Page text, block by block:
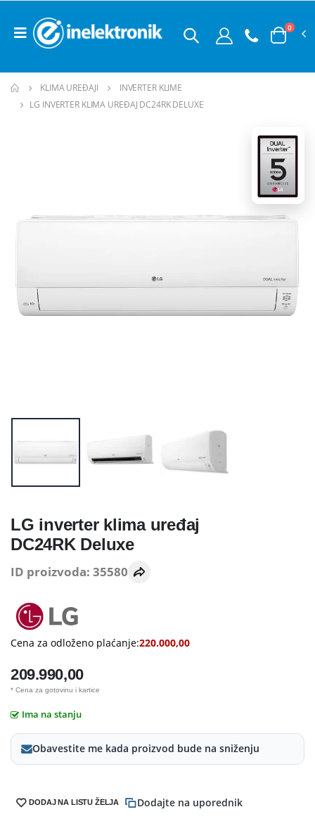
0
KLIMA UREĐAJI
INVERTER KLIME
LG INVERTER KLIMA UREĐAJ DC24RK DELUXE
LG inverter klima uređaj
DC24RK Deluxe
ID proizvoda: 35580
Cena za odloženo plaćanje:220.000,00
209.990,00
* Cena za gotovinu i kartice
Ima na stanju
Obavestite me kada proizvod bude na sniženju
DODAJ NA LISTU ŽELJA Dodajte na uporednik